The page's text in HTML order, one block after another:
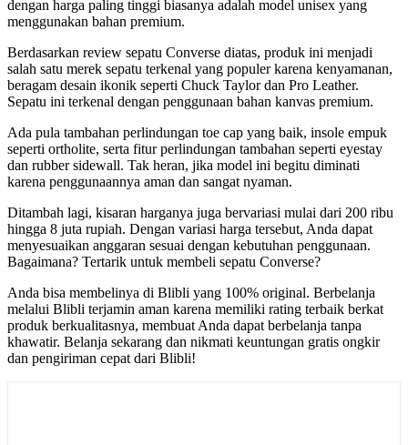
dengan harga paling tinggi biasanya adalah model unisex yang
menggunakan bahan premium.
Berdasarkan review sepatu Converse diatas, produk ini menjadi
salah satu merek sepatu terkenal yang populer karena kenyamanan,
beragam desain ikonik seperti Chuck Taylor dan Pro Leather.
Sepatu ini terkenal dengan penggunaan bahan kanvas premium.
Ada pula tambahan perlindungan toe cap yang baik, insole empuk
seperti ortholite, serta fitur perlindungan tambahan seperti eyestay
dan rubber sidewall. Tak heran, jika model ini begitu diminati
karena penggunaannya aman dan sangat nyaman.
Ditambah lagi, kisaran harganya juga bervariasi mulai dari 200 ribu
hingga 8 juta rupiah. Dengan variasi harga tersebut, Anda dapat
menyesuaikan anggaran sesuai dengan kebutuhan penggunaan.
Bagaimana? Tertarik untuk membeli sepatu Converse?
Anda bisa membelinya di Blibli yang 100% original. Berbelanja
melalui Blibli terjamin aman karena memiliki rating terbaik berkat
produk berkualitasnya, membuat Anda dapat berbelanja tanpa
khawatir. Belanja sekarang dan nikmati keuntungan gratis ongkir
dan pengiriman cepat dari Blibli!